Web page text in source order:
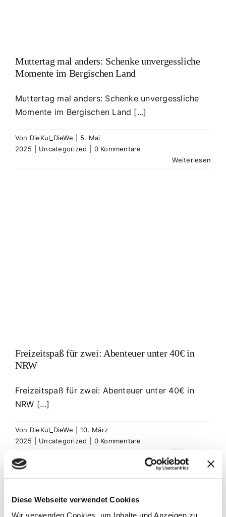
Diese Webseite verwendet Cookies
Wir verwenden Cookies, um Inhalte und Anzeigen zu
Muttertag mal anders: Schenke unvergessliche
Momente im Bergischen Land
Muttertag mal anders: Schenke unvergessliche
Momente im Bergischen Land [...]
Von DieKul_DieWe
5. Mai
2025
Uncategorized
0 Kommentare
Weiterlesen
Freizeitspaß für zwei: Abenteuer unter 40€ in
NRW
Freizeitspaß für zwei: Abenteuer unter 40€ in
NRW [...]
Von DieKul_DieWe
10. März
2025
Uncategorized
0 Kommentare
Weiterlesen